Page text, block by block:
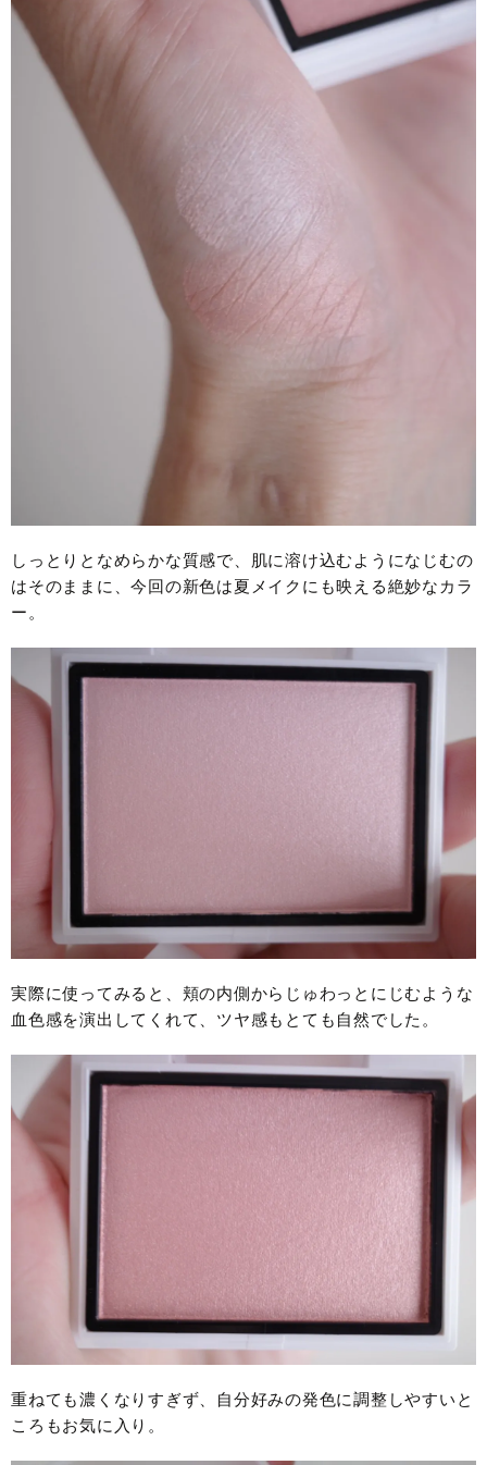
しっとりとなめらかな質感で、肌に溶け込むようになじむの
はそのままに、今回の新色は夏メイクにも映える絶妙なカラ
ー。
実際に使ってみると、頬の内側からじゅわっとにじむような
血色感を演出してくれて、ツヤ感もとても自然でした。
重ねても濃くなりすぎず、自分好みの発色に調整しやすいと
ころもお気に入り。